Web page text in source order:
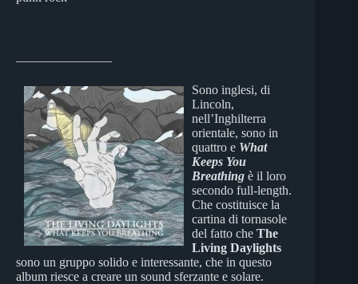
Sono inglesi, di
Lincoln,
nell’Inghilterra
orientale, sono in
quattro e What
Keeps You
Breathing è il loro
secondo full-length.
Che costituisce la
cartina di tornasole
del fatto che The
Living Daylights
sono un gruppo solido e interessante, che in questo
album riesce a creare un sound sferzante e solare.